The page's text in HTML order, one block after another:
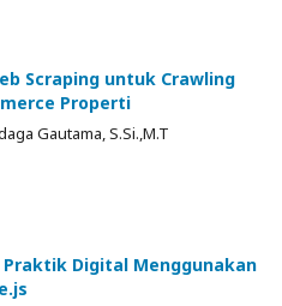
Scraping untuk Crawling
Properti
Gautama, S.Si.,M.T
Digital Menggunakan